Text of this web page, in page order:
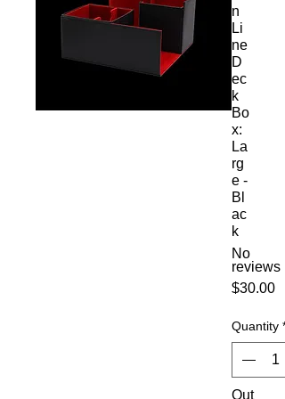
n
Li
ne
D
ec
k
Bo
x:
La
rg
e -
Bl
ac
k
No
reviews
$30.00
Quantity *
Out